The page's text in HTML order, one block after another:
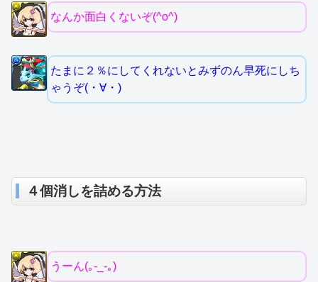
なんか面白くないぞ(^o^)
たまに２％にしてくれないとみずのん早死にしち
ゃうぞ(・∀・)
４個消しを詰める方法
うーん(｡-_-｡)